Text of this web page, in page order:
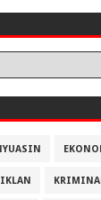
IKLAN